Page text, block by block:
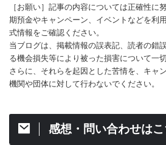
［お願い］記事の内容については正確性に
期預金やキャンペーン、イベントなどを利
式情報をご確認ください。
当ブログは、掲載情報の誤表記、読者の錯
る機会損失等により被った損害について一
さらに、それらを起因とした苦情を、キャ
機関や団体に対して行わないでください。
感想・問い合わせは